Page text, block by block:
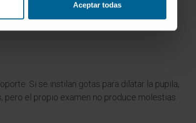
Aceptar todas
Si se instilan gotas para dilatar la pupila,
pero el propio examen no produce molestias.